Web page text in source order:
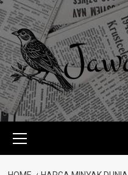
Skip
to
content
Menu